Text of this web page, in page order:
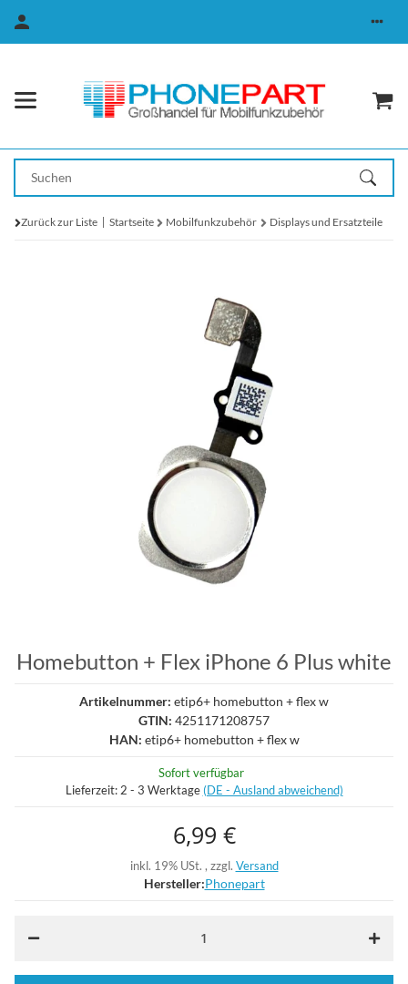
Zurück zur Liste Startseite Mobilfunkzubehör Displays und Ersatzteile
Homebutton + Flex iPhone 6 Plus white
Artikelnummer: etip6+ homebutton + flex w
GTIN: 4251171208757
HAN: etip6+ homebutton + flex w
Sofort verfügbar
Lieferzeit: 2 - 3 Werktage (DE - Ausland abweichend)
6,99 €
inkl. 19% USt. , zzgl. Versand
Hersteller:Phonepart